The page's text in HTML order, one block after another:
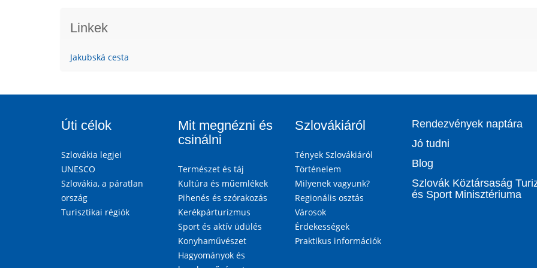
Linkek
Jakubská cesta
Úti célok
Szlovákia legjei
UNESCO
Szlovákia, a páratlan
ország
Turisztikai régiók
Mit megnézni és
csinálni
Természet és táj
Kultúra és műemlékek
Pihenés és szórakozás
Kerékpárturizmus
Sport és aktív üdülés
Konyhaművészet
Hagyományok és
Szlovákiáról
Tények Szlovákiáról
Történelem
Milyenek vagyunk?
Regionális osztás
Városok
Érdekességek
Praktikus információk
Rendezvények naptára
Jó tudni
Blog
Szlovák Köztársaság
és Sport Minisztériuma